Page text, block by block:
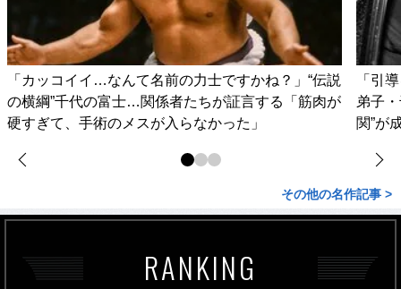
「カッコイイ…なんて名前の力士ですかね？」“伝説
の横綱”千代の富士…関係者たちが証言する「筋肉が
硬すぎて、手術のメスが入らなかった」
「引
弟子
関”が
その他の名作記事 >
RANKING